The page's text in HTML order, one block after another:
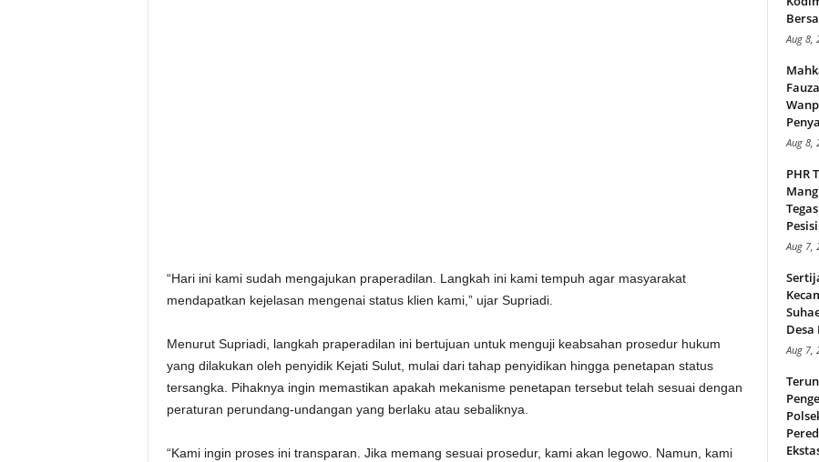
“Hari ini kami sudah mengajukan praperadilan. Langkah ini kami tempuh agar masyarakat
mendapatkan kejelasan mengenai status klien kami,” ujar Supriadi.
Menurut Supriadi, langkah praperadilan ini bertujuan untuk menguji keabsahan prosedur hukum
yang dilakukan oleh penyidik Kejati Sulut, mulai dari tahap penyidikan hingga penetapan status
tersangka. Pihaknya ingin memastikan apakah mekanisme penetapan tersebut telah sesuai dengan
peraturan perundang-undangan yang berlaku atau sebaliknya.
“Kami ingin proses ini transparan. Jika memang sesuai prosedur, kami akan legowo. Namun, kami
Aug 8,
Aug 8,
PHR
Aug 7,
Aug 7,